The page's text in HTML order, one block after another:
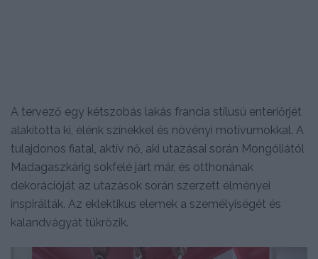
A tervező egy kétszobás lakás francia stílusú enteriőrjét
alakította ki, élénk színekkel és növényi motívumokkal. A
tulajdonos fiatal, aktív nő, aki utazásai során Mongóliától
Madagaszkárig sokfelé járt már, és otthonának
dekorációját az utazások során szerzett élményei
inspirálták. Az eklektikus elemek a személyiségét és
kalandvágyát tükrözik.